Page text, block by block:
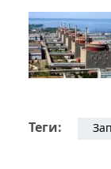
Теги: